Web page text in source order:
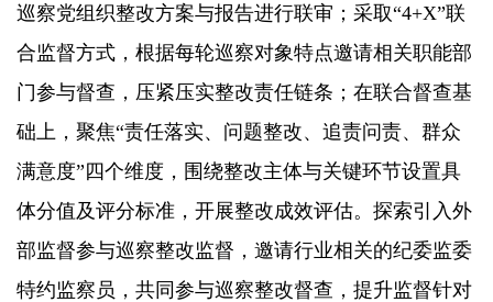
巡察党组织整改方案与报告进行联审；采取“4+X”联
合监督方式，根据每轮巡察对象特点邀请相关职能部
门参与督查，压紧压实整改责任链条；在联合督查基
础上，聚焦“责任落实、问题整改、追责问责、群众
满意度”四个维度，围绕整改主体与关键环节设置具
体分值及评分标准，开展整改成效评估。探索引入外
部监督参与巡察整改监督，邀请行业相关的纪委监委
特约监察员，共同参与巡察整改督查，提升监督针对